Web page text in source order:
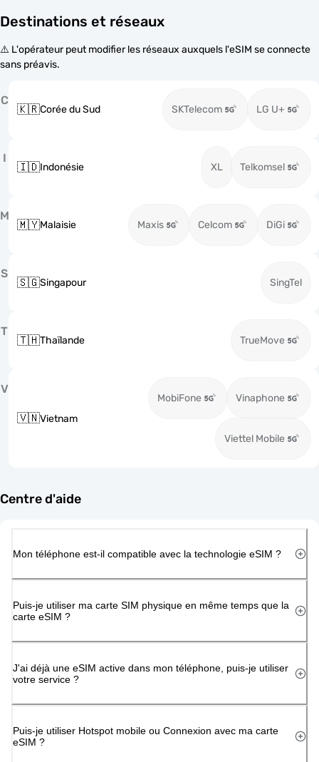
Destinations et réseaux
⚠️ L'opérateur peut modifier les réseaux auxquels l'eSIM se connecte
sans préavis.
C
🇰🇷Corée du Sud SKTelecom LG U+
I
🇮🇩Indonésie XL Telkomsel
M
🇲🇾Malaisie Maxis Celcom DiGi
S
🇸🇬Singapour SingTel
T
🇹🇭Thaïlande TrueMove
V
🇻🇳Vietnam
MobiFone Vinaphone
Viettel Mobile
Centre d'aide
Mon téléphone est-il compatible avec la technologie eSIM ?
Puis-je utiliser ma carte SIM physique en même temps que la
carte eSIM ?
J'ai déjà une eSIM active dans mon téléphone, puis-je utiliser
votre service ?
Puis-je utiliser Hotspot mobile ou Connexion avec ma carte
eSIM ?